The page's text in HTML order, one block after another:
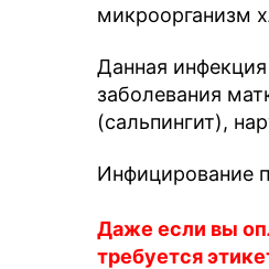
микроорганизм
Данная
заболевания
(сальпингит),
Инфицирование
Даже если вы
требуется